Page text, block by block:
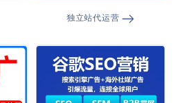
独立站代运营